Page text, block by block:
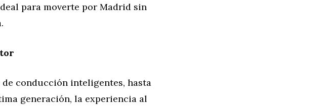
para moverte por Madrid sin
conducción inteligentes, hasta
generación, la experiencia al